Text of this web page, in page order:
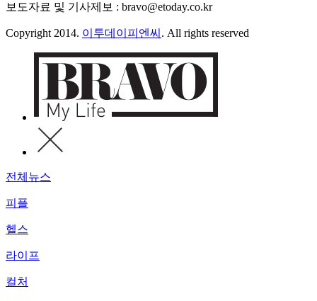
보도자료 및 기사제보 : bravo@etoday.co.kr
Copyright 2014. 이투데이피엔씨 . All rights reserved
전체뉴스
피플
헬스
라이프
컬처